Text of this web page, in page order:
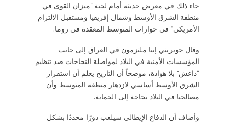
جاء ذلك في معرض حديثه أمام لجنة “ميزان القوى في
منطقة الشرق الأوسط وشمال إفريقيا ومستقبل الالتزام
الأمريكي” في حوارات المتوسط ​​المعقدة في روما.
وقال جويريني إننا ملتزمون في العراق إلى جانب
المؤسسات الأمنية في البلاد لمواصلة النجاحات ضد تنظيم
“داعش” بلا هوادة، موضحاً أن التاريخ يعلم أن استقرار
الشرق الأوسط أساسي لازدهار منطقة المتوسط ​​وأن
مصالحنا في البلاد بحاجة إلى الحماية.
وأضاف أن الدفاع الإيطالي سيلعب دورًا محددًا بشكل